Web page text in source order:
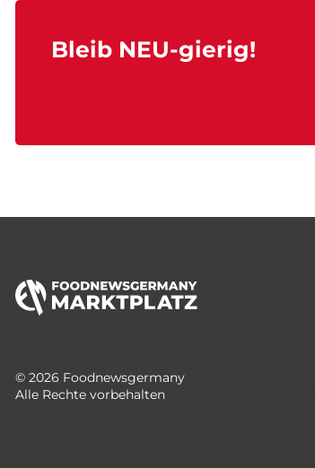
Bleib NEU-gierig!
© 2026 Foodnewsgermany
Alle Rechte vorbehalten